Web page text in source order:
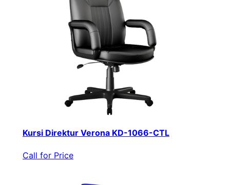
Kursi Direktur Verona KD-1066-CTL
Call for Price